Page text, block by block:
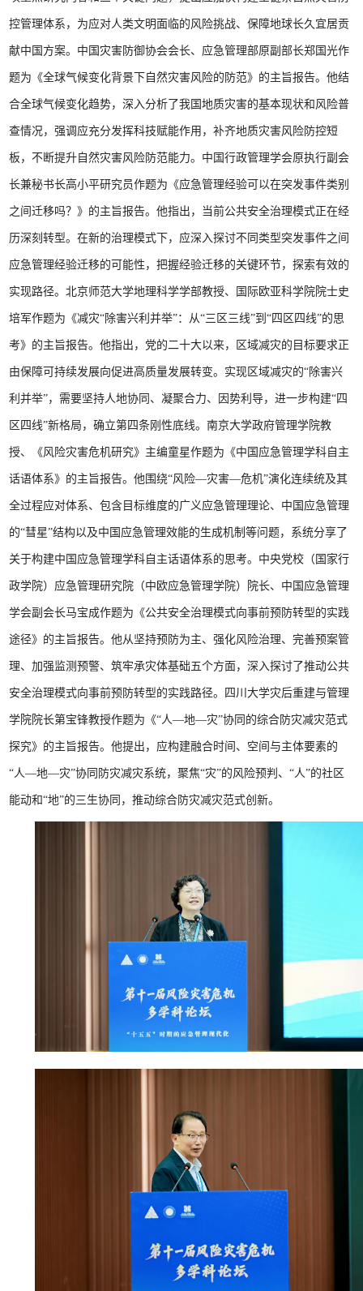
控管理体系，为应对人类文明面临的风险挑战、保障地球长久宜居贡
献中国方案。中国灾害防御协会会长、应急管理部原副部长郑国光作
题为《全球气候变化背景下自然灾害风险的防范》的主旨报告。他结
合全球气候变化趋势，深入分析了我国地质灾害的基本现状和风险普
查情况，强调应充分发挥科技赋能作用，补齐地质灾害风险防控短
板，不断提升自然灾害风险防范能力。中国行政管理学会原执行副会
长兼秘书长高小平研究员作题为《应急管理经验可以在突发事件类别
之间迁移吗？》的主旨报告。他指出，当前公共安全治理模式正在经
历深刻转型。在新的治理模式下，应深入探讨不同类型突发事件之间
应急管理经验迁移的可能性，把握经验迁移的关键环节，探索有效的
实现路径。北京师范大学地理科学学部教授、国际欧亚科学院院士史
培军作题为《减灾“除害兴利并举”：从“三区三线”到“四区四线”的思
考》的主旨报告。他指出，党的二十大以来，区域减灾的目标要求正
由保障可持续发展向促进高质量发展转变。实现区域减灾的“除害兴
利并举”，需要坚持人地协同、凝聚合力、因势利导，进一步构建“四
区四线”新格局，确立第四条刚性底线。南京大学政府管理学院教
授、《风险灾害危机研究》主编童星作题为《中国应急管理学科自主
话语体系》的主旨报告。他围绕“风险—灾害—危机”演化连续统及其
全过程应对体系、包含目标维度的广义应急管理理论、中国应急管理
的“彗星”结构以及中国应急管理效能的生成机制等问题，系统分享了
关于构建中国应急管理学科自主话语体系的思考。中央党校（国家行
政学院）应急管理研究院（中欧应急管理学院）院长、中国应急管理
学会副会长马宝成作题为《公共安全治理模式向事前预防转型的实践
途径》的主旨报告。他从坚持预防为主、强化风险治理、完善预案管
理、加强监测预警、筑牢承灾体基础五个方面，深入探讨了推动公共
安全治理模式向事前预防转型的实践路径。四川大学灾后重建与管理
学院院长第宝锋教授作题为《“人—地—灾”协同的综合防灾减灾范式
探究》的主旨报告。他提出，应构建融合时间、空间与主体要素的
“人—地—灾”协同防灾减灾系统，聚焦“灾”的风险预判、“人”的社区
能动和“地”的三生协同，推动综合防灾减灾范式创新。